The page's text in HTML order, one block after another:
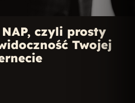
czyli prosty
Twojej